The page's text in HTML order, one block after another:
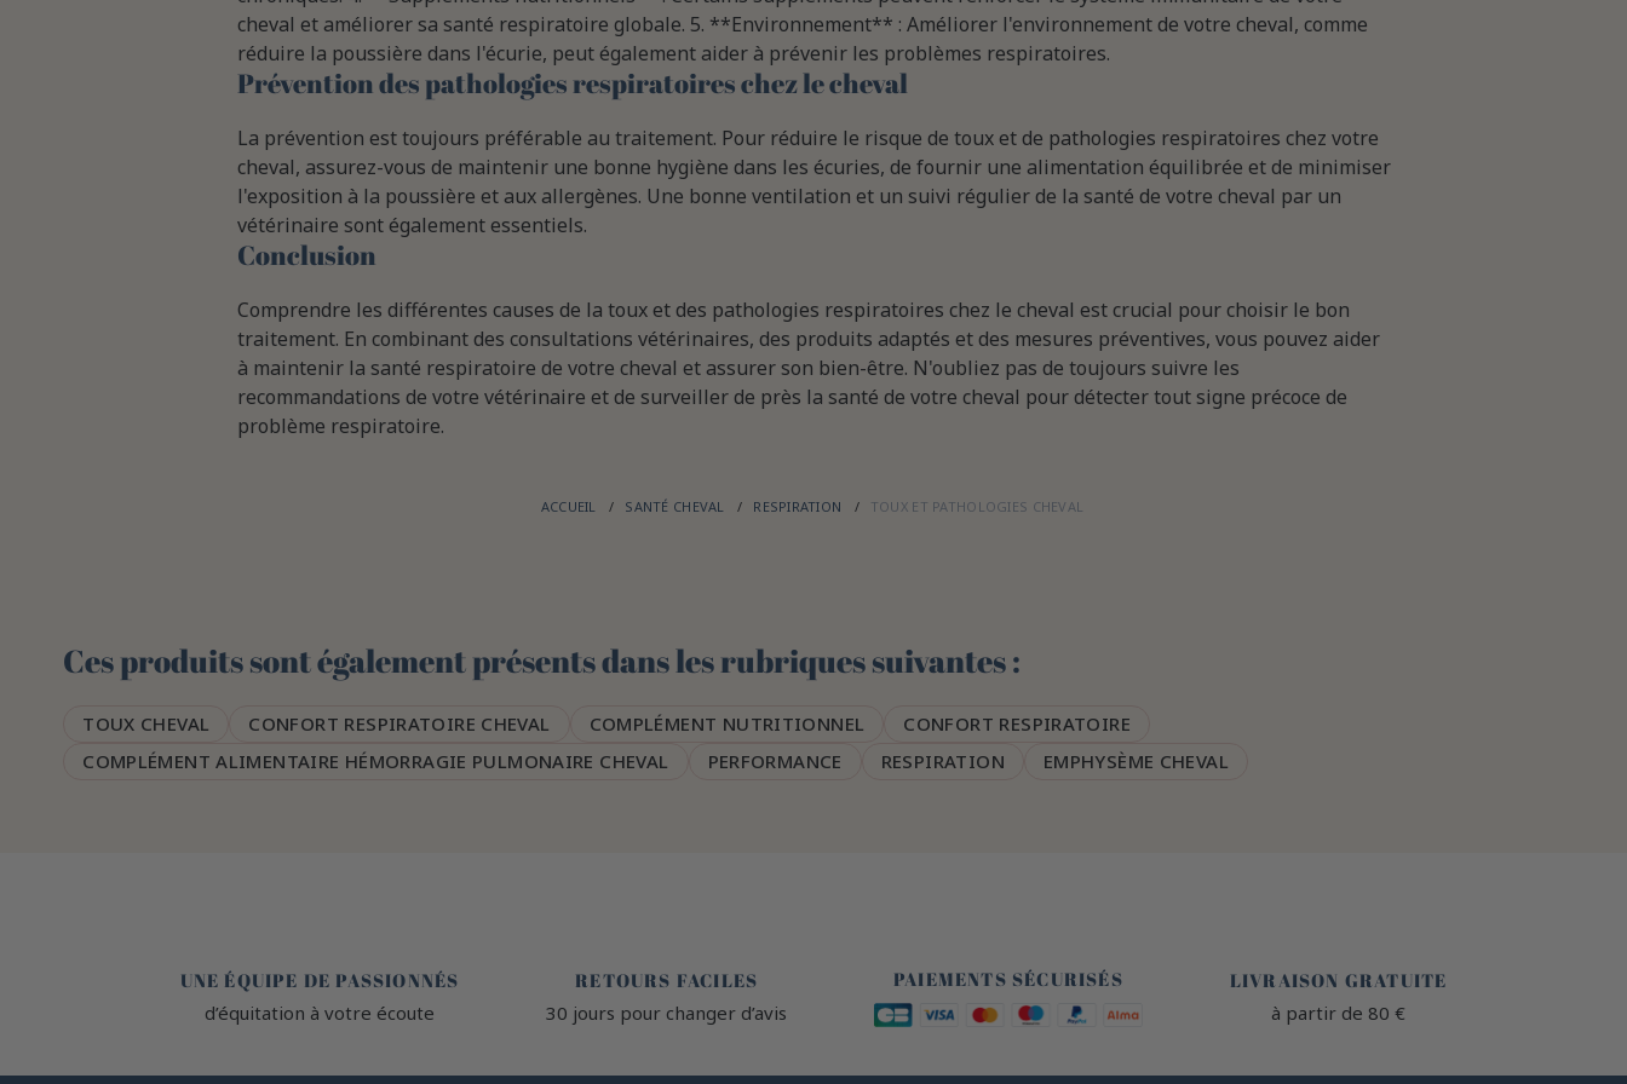
cheval et améliorer sa santé respiratoire globale. 5. **Environnement** : Améliorer l'environnement de votre cheval, comme
réduire la poussière dans l'écurie, peut également aider à prévenir les problèmes respiratoires.
Prévention des pathologies respiratoires chez le cheval
La prévention est toujours préférable au traitement. Pour réduire le risque de toux et de pathologies respiratoires chez votre
cheval, assurez-vous de maintenir une bonne hygiène dans les écuries, de fournir une alimentation équilibrée et de minimiser
l'exposition à la poussière et aux allergènes. Une bonne ventilation et un suivi régulier de la santé de votre cheval par un
vétérinaire sont également essentiels.
Conclusion
Comprendre les différentes causes de la toux et des pathologies respiratoires chez le cheval est crucial pour choisir le bon
traitement. En combinant des consultations vétérinaires, des produits adaptés et des mesures préventives, vous pouvez aider
à maintenir la santé respiratoire de votre cheval et assurer son bien-être. N'oubliez pas de toujours suivre les
recommandations de votre vétérinaire et de surveiller de près la santé de votre cheval pour détecter tout signe précoce de
problème respiratoire.
ACCUEIL SANTÉ CHEVAL RESPIRATION TOUX ET PATHOLOGIES CHEVAL
Ces produits sont également présents dans les rubriques suivantes :
TOUX CHEVAL CONFORT RESPIRATOIRE CHEVAL COMPLÉMENT NUTRITIONNEL
CONFORT RESPIRATOIRE
COMPLÉMENT ALIMENTAIRE HÉMORRAGIE PULMONAIRE CHEVAL
PERFORMANCE RESPIRATION EMPHYSÈME CHEVAL
UNE ÉQUIPE DE PASSIONNÉS
d’équitation à votre écoute
RETOURS FACILES
30 jours pour changer d’avis
PAIEMENTS SÉCURISÉS
LIVRAISON GRATUITE
à partir de 80 €